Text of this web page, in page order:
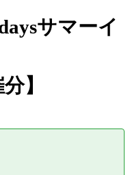
サマーイ
】